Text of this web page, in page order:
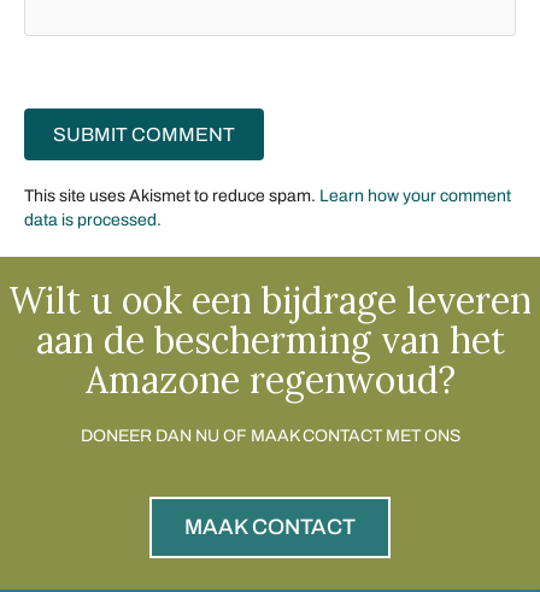
This site uses Akismet to reduce spam. Learn how your comment
data is processed.
Wilt u ook een bijdrage leveren
aan de bescherming van het
Amazone regenwoud?
DONEER DAN NU OF MAAK CONTACT MET ONS
MAAK CONTACT